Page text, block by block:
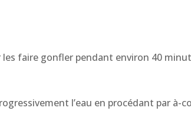
faire gonfler pendant environ 40
l’eau en procédant par à-